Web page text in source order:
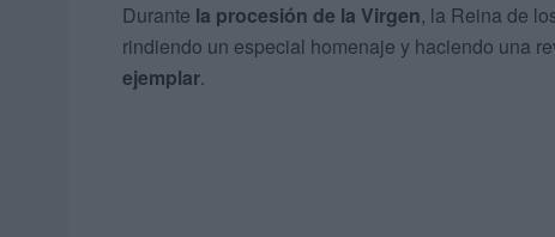
Durante la procesión de la Virgen, la Reina de
rindiendo un especial homenaje y haciendo una
ejemplar.